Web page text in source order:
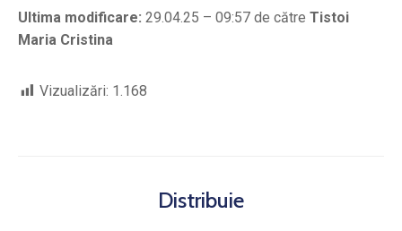
Ultima modificare: 29.04.25 – 09:57 de către Tistoi
Maria Cristina
Vizualizări: 1.168
Distribuie